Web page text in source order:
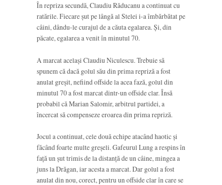
În repriza secundă, Claudiu Răducanu a continuat cu
ratările. Fiecare șut pe lângă al Stelei i-a îmbărbătat pe
câini, dându-le curajul de a căuta egalarea. Și, din
păcate, egalarea a venit în minutul 70.
A marcat același Claudiu Niculescu. Trebuie să
spunem că dacă golul său din prima repriză a fost
anulat greșit, nefiind offside la acea fază, golul din
minutul 70 a fost marcat dintr-un offside clar. Însă
probabil că Marian Salomir, arbitrul partidei, a
încercat să compenseze eroarea din prima repriză.
Jocul a continuat, cele două echipe atacând haotic și
făcând foarte multe greșeli. Gafeurul Lung a respins în
față un șut trimis de la distanță de un câine, mingea a
juns la Drăgan, iar acesta a marcat. Dar golul a fost
anulat din nou, corect, pentru un offside clar în care se